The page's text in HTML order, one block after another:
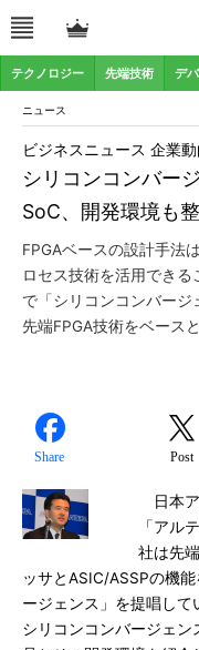
テクノロジー 先端技術 デ
ニュース
シリコンコンバー
SoC、開発環境も
ビジネスニュース 企業動
FPGAベースの設計手法
ロセス技術を活用でき
で「シリコンコンバー
先端FPGA技術をベース
Share Post
日本ア
「アル
社は先
ッサとASIC/ASSPの機
ージェンス」を提唱し
シリコンコンバージェ